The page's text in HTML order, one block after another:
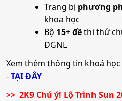
Trang bị phương
khoa học
Bộ 15+ đềthi thử
ĐGNL
Xem thêm thông tin khoá
-TẠI ĐÂY
>> 2K9 Chú ý! Lộ Trình Sun